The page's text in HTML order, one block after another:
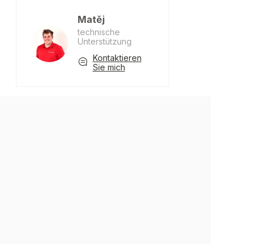
Matěj
technische
Unterstützung
Kontaktieren
Sie mich